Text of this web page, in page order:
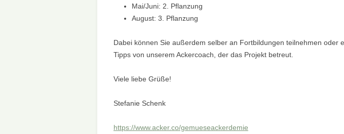
Mai/Juni: 2. Pflanzung
August: 3. Pflanzung
Dabei können Sie außerdem selber an Fortbildungen teilnehmen oder
Tipps von unserem Ackercoach, der das Projekt betreut.
Viele liebe Grüße!
Stefanie Schenk
https://www.acker.co/gemueseackerdemie